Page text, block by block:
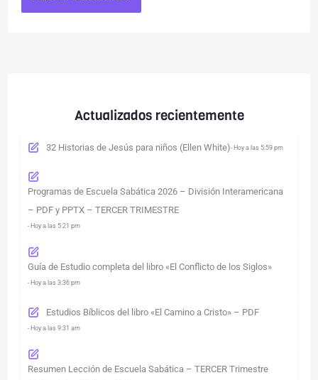
Actualizados recientemente
32 Historias de Jesús para niños (Ellen White)- Hoy a las 5:59 pm
Programas de Escuela Sabática 2026 – División Interamericana
– PDF y PPTX – TERCER TRIMESTRE
- Hoy a las 5:21 pm
Guía de Estudio completa del libro «El Conflicto de los Siglos»
- Hoy a las 3:36 pm
Estudios Bíblicos del libro «El Camino a Cristo» – PDF
- Hoy a las 9:31 am
Resumen Lección de Escuela Sabática – TERCER Trimestre